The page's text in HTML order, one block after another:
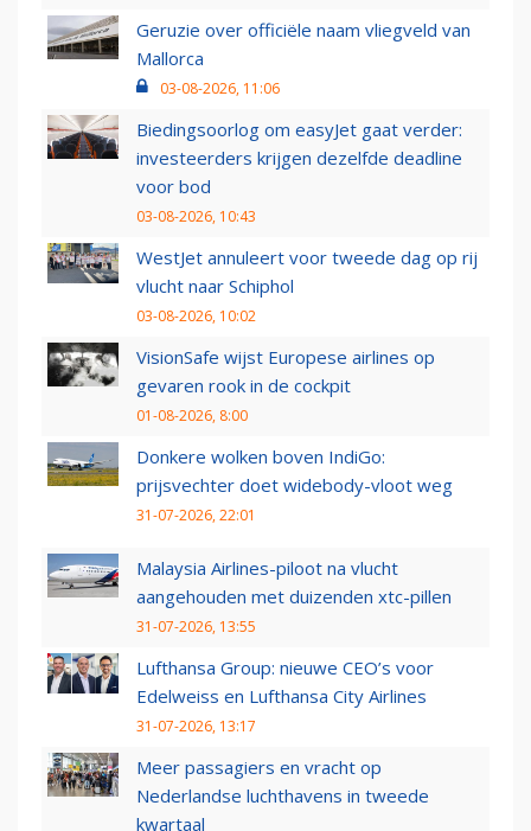
Geruzie over officiële naam vliegveld van
Mallorca
03-08-2026, 11:06
Biedingsoorlog om easyJet gaat verder:
investeerders krijgen dezelfde deadline
voor bod
03-08-2026, 10:43
WestJet annuleert voor tweede dag op rij
vlucht naar Schiphol
03-08-2026, 10:02
VisionSafe wijst Europese airlines op
gevaren rook in de cockpit
01-08-2026, 8:00
Donkere wolken boven IndiGo:
prijsvechter doet widebody-vloot weg
31-07-2026, 22:01
Malaysia Airlines-piloot na vlucht
aangehouden met duizenden xtc-pillen
31-07-2026, 13:55
Lufthansa Group: nieuwe CEO’s voor
Edelweiss en Lufthansa City Airlines
31-07-2026, 13:17
Meer passagiers en vracht op
Nederlandse luchthavens in tweede
kwartaal